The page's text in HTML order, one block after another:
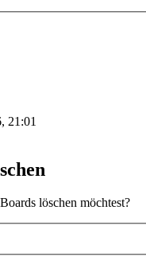
21:01
löschen möchtest?